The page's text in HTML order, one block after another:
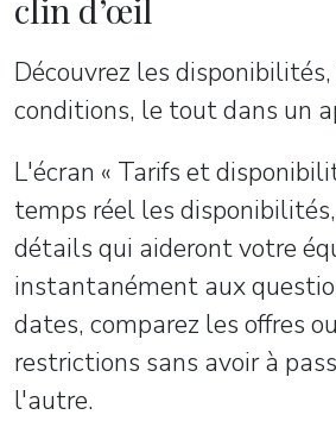
clin d’œil
Découvrez les
conditions, le tout dans un
L'écran « Tarifs et
temps réel les
détails qui aideront votre
instantanément aux
dates, comparez les offres
restrictions sans avoir à
l'autre.